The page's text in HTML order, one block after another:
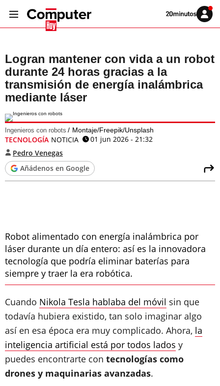
Volver
Iniciar
sesión
Logran mantener con vida a un robot
durante 24 horas gracias a la
transmisión de energía inalámbrica
mediante láser
Ingenieros con robots Montaje/Freepik/Unsplash
TECNOLOGÍA NOTICIA
01 jun 2026 - 21:32
Pedro Venegas
Añádenos en Google
Robot alimentado con energía inalámbrica por
láser durante un día entero: así es la innovadora
tecnología que podría eliminar baterías para
siempre y traer la era robótica.
Cuando Nikola Tesla hablaba del móvil sin que
todavía hubiera existido, tan solo imaginar algo
así en esa época era muy complicado. Ahora, la
inteligencia artificial está por todos lados y
puedes encontrarte con tecnologías como
drones y maquinarias avanzadas.